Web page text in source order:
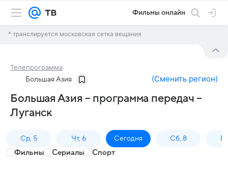
Фильмы онлайн
* транслируется московская сетка вещания
Телепрограмма
Большая Азия (Сменить регион)
Большая Азия – программа передач –
Луганск
Ср, 5 Чт, 6 Сегодня Сб, 8
Фильмы Сериалы Спорт